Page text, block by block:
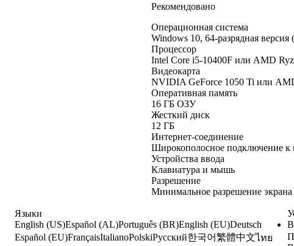
Рекомендовано
Операционная система
Windows 10, 64-разрядная версия
Процессор
Intel Core i5-10400F или AMD
Видеокарта
NVIDIA GeForce 1050 Ti или
Оперативная память
16 ГБ ОЗУ
Жесткий диск
12 ГБ
Интернет-соединение
Широкополосное подключение к
Устройства ввода
Клавиатура и мышь
Разрешение
Минимальное разрешение
Языки
English (US)Español (AL)Português (BR)English (EU)Deutsch
Español (EU)FrançaisItalianoPolskiРусский한국어繁體中文ไทย
В